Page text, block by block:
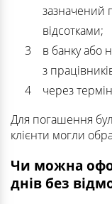
зазначений
відсотками;
в банку або
з
через
Для погашення
клієнти могли
Чи можна
днів без